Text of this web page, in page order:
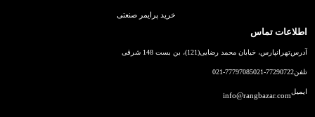
خرید پرایمر صنعتی
اطلاعات تماس
آدرستهرانپارس، خیابان محمد رضایی(121)، بن بست 148 شرقی
تلفن021-77290722
021-77797085
ایمیلinfo@rangbazar.com